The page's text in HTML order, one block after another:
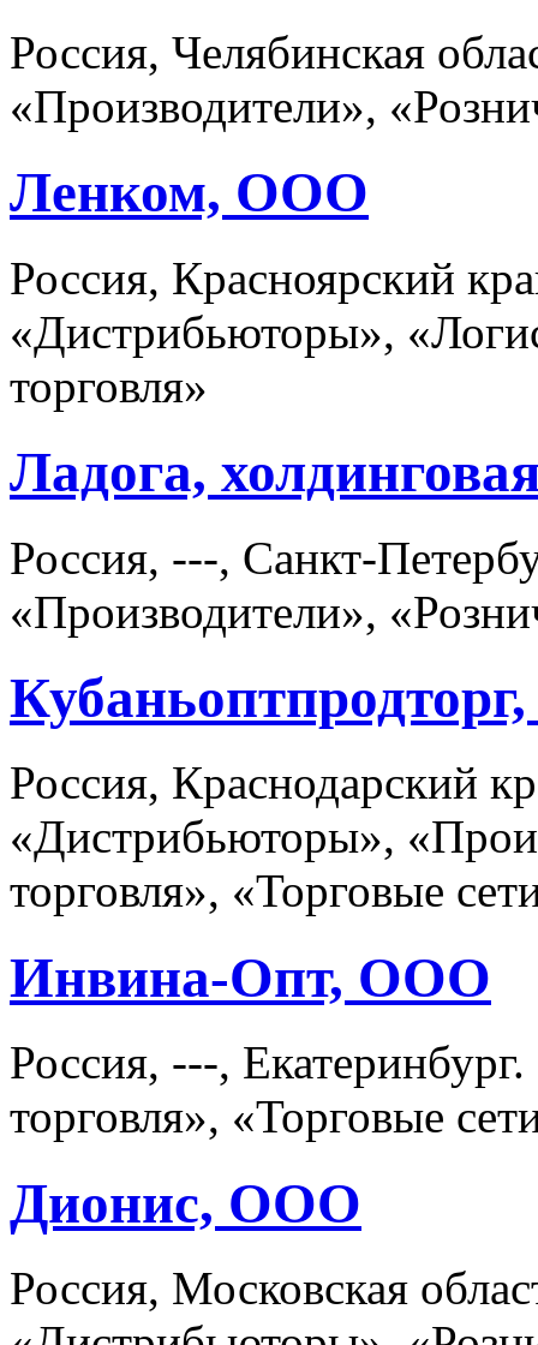
Россия, Челябинская
«Производители»,
Ленком, ООО
Россия, Красноярский
«Дистрибьюторы»,
торговля»
Ладога,
Россия, ---, Санкт-
«Производители»,
Россия, Краснодарский
«Дистрибьюторы»,
торговля», «Торговые
Инвина-Опт, ООО
Россия, ---,
торговля», «Торговые
Дионис, ООО
Россия, Московская